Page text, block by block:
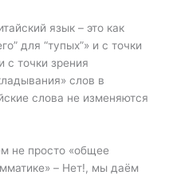
язык – это как
для “тупых”» и с точки
с точки зрения
слов в
слова не изменяются
не просто «общее
– Hет!, мы даём